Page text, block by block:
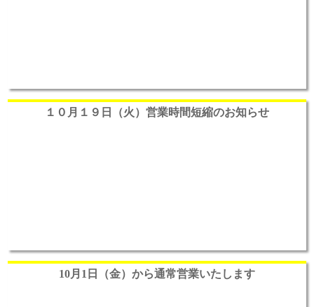
１０月１９日（火）営業時間短縮のお知らせ
10月1日（金）から通常営業いたします